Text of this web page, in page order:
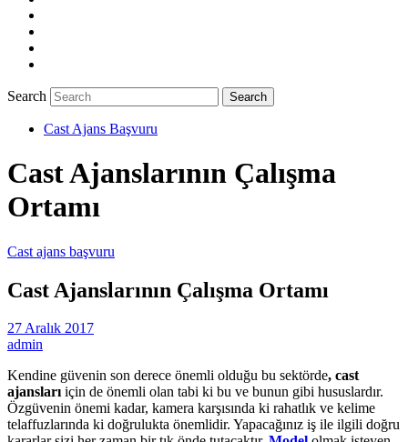
Search
Cast Ajans Başvuru
Cast Ajanslarının Çalışma
Ortamı
Cast ajans başvuru
Cast Ajanslarının Çalışma Ortamı
27 Aralık 2017
admin
Kendine güvenin son derece önemli olduğu bu sektörde, cast
ajanslarıiçin de önemli olan tabi ki bu ve bunun gibi hususlardır.
Özgüvenin önemi kadar, kamera karşısında ki rahatlık ve kelime
telaffuzlarında ki doğrulukta önemlidir. Yapacağınız iş ile ilgili doğru